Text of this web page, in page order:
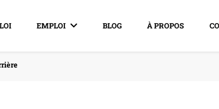
EMPLOI BLOG À PROPOS